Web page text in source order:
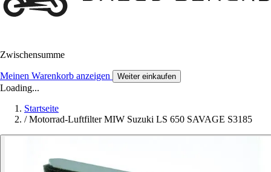
Zwischensumme
Meinen Warenkorb anzeigen Weiter einkaufen
Loading...
Startseite
/ Motorrad-Luftfilter MIW Suzuki LS 650 SAVAGE S3185